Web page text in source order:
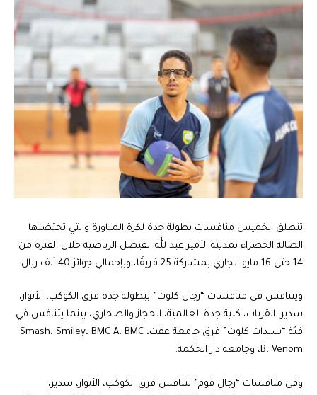
تنطلق الخميس منافسات بطولة جدة لكرة المناورة والتي تحتضنها
الصالة الخضراء بمدينة الأمير عبدالله الفيصل الرياضية خلال الفترة من
14 حتى 16 مايو الجاري بمشاركة 25 فريقًا، وبإجمالي جوائز 40 ألف ريال.
ويتنافس في منافسات “رجال كلوث” ببطولة جدة فرق الكوكب، الأنوار،
سدير، القريات، كلية جدة العالمية، الحجاز والصحاري، بينما يتنافس في
فئة “سيدات كلوث” فرق جامعة عفت، Smash، Smiley، BMC A، BMC
B، Venom، وجامعة دار الحكمة.
وفي منافسات “رجال فوم” تتنافس فرق الكوكب، الأنوار، سدير،